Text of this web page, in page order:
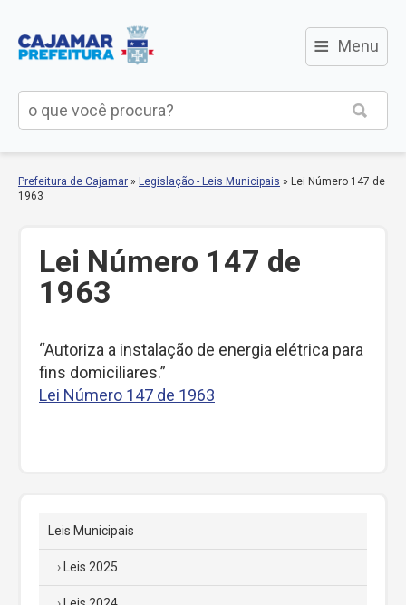
≡ Menu
Prefeitura de Cajamar » Legislação - Leis Municipais » Lei Número 147 de
1963
Lei Número 147 de
1963
“Autoriza a instalação de energia elétrica para
fins domiciliares.”
Lei Número 147 de 1963
Leis Municipais
Leis 2025